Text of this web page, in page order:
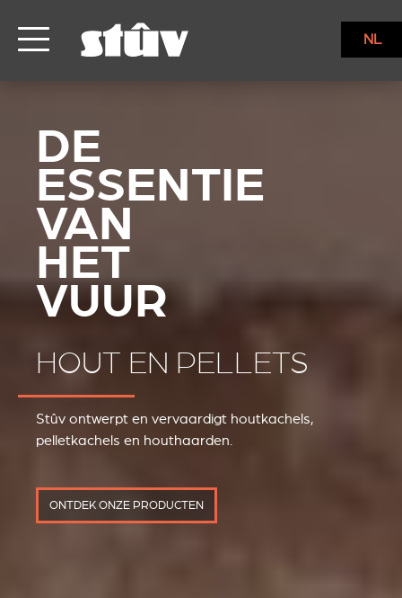
NL
HOUT EN PELLETS
Stûv ontwerpt en vervaardigt houtkachels,
pelletkachels en houthaarden.
ONTDEK ONZE PRODUCTEN